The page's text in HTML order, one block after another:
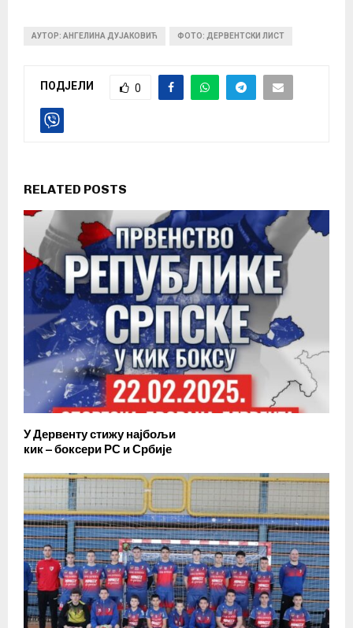
АУТОР: АНГЕЛИНА ДУЈАКОВИЋ ФОТО: ДЕРВЕНТСКИ ЛИСТ
ПОДЈЕЛИ 0
RELATED POSTS
У Дервенту стижу најбољи
кик – боксери РС и Србије